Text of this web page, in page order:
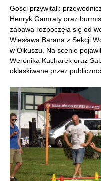
Gości przywitali:
Henryk Gamraty oraz
zabawa rozpoczęła się od
Wiesława Barana z Sekcji
w Olkuszu. Na scenie
Weronika Kucharek oraz
oklaskiwane przez